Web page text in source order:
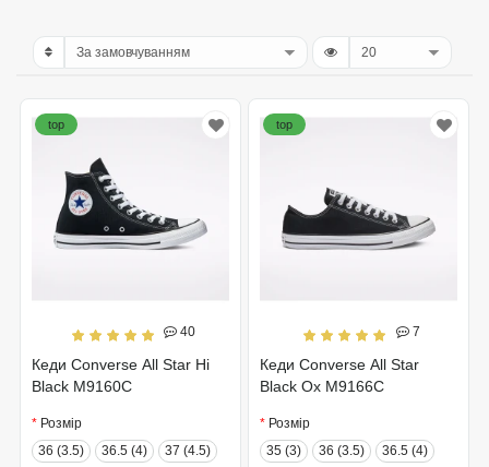
40
Кеди Converse All Star Hi
Black M9160C
top
Розмір
36 (3.5)
36.5 (4)
37 (4.5)
7
Кеди Converse All Star
Black Ox M9166C
top
Розмір
35 (3)
36 (3.5)
36.5 (4)